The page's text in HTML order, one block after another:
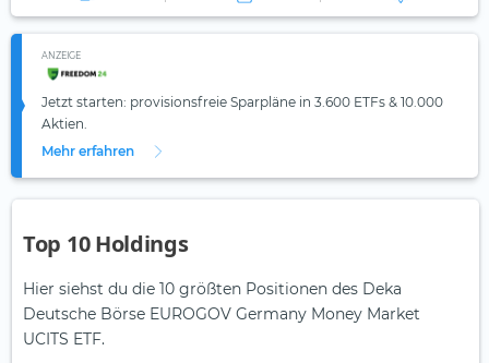
ANZEIGE
Jetzt starten: provisionsfreie Sparpläne in 3.600 ETFs & 10.000
Aktien.
Mehr erfahren
Top 10 Holdings
Hier siehst du die 10 größten Positionen des Deka
Deutsche Börse EUROGOV Germany Money Market
UCITS ETF.